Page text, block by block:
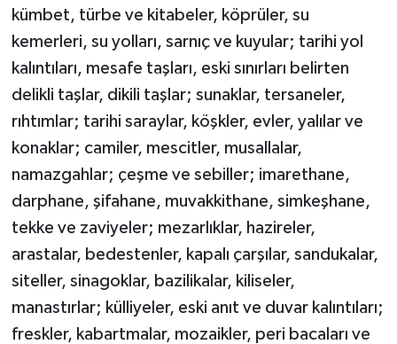
kümbet, türbe ve kitabeler, köprüler, su
kemerleri, su yolları, sarnıç ve kuyular; tarihi yol
kalıntıları, mesafe taşları, eski sınırları belirten
delikli taşlar, dikili taşlar; sunaklar, tersaneler,
rıhtımlar; tarihi saraylar, köşkler, evler, yalılar ve
konaklar; camiler, mescitler, musallalar,
namazgahlar; çeşme ve sebiller; imarethane,
darphane, şifahane, muvakkithane, simkeşhane,
tekke ve zaviyeler; mezarlıklar, hazireler,
arastalar, bedestenler, kapalı çarşılar, sandukalar,
siteller, sinagoklar, bazilikalar, kiliseler,
manastırlar; külliyeler, eski anıt ve duvar kalıntıları;
freskler, kabartmalar, mozaikler, peri bacaları ve